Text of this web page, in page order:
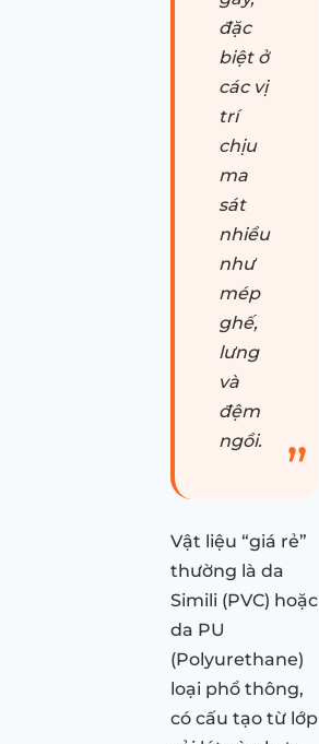
đặc
biệt ở
các vị
trí
chịu
ma
sát
nhiều
như
mép
ghế,
lưng
và
đệm
ngồi.
Vật liệu “giá rẻ”
thường là da
Simili (PVC) hoặc
da PU
(Polyurethane)
loại phổ thông,
có cấu tạo từ lớp